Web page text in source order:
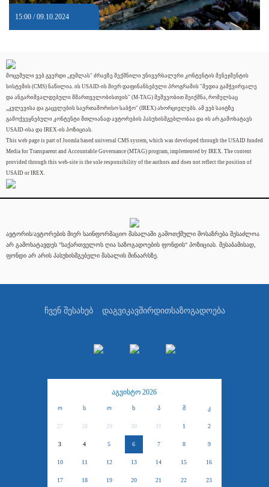
15:00 / 09.10.2024
მოცემული ვებ გვერდი „ჯუმლას" ძრავზე შექმნილი უნივერსალური კონტენტის მენეჯმენტის
სისტემის (CMS) ნაწილია. ის USAID-ის მიერ დაფინანსებული პროგრამის "მედია გამჭვირვალე
და ანგარიშვალდებული მმართველობისთვის" (M-TAG) მეშვეობით შეიქმნა, რომელსაც
„კვლევისა და გაცვლების საერთაშორისო საბჭო" (IREX) ახორციელებს. ამ ვებ საიტზე
გამოქვეყნებული კონტენტი მთლიანად ავტორების პასუხისმგებლობაა და ის არ გამოხატავს
USAID-ისა და IREX-ის პოზიციას.
This web page is part of Joomla based universal CMS system, which was developed through the USAID funded
Media for Transparent and Accountable Governance (MTAG) program, implemented by IREX. The content
provided through this web-site is the sole responsibility of the authors and does not reflect the position of
USAID or IREX.
ავტორის/ავტორების მიერ საინფორმაციო მასალაში გამოთქმული მოსაზრება შესაძლოა
არ გამოხატავდეს "საქართველოს ღია საზოგადოების ფონდის" პოზიციას. შესაბამისად,
ფონდი არ არის პასუხისმგებელი მასალის შინაარსზე.
ჩვენ შესახებ დაგვიკავშირდითსაზოგადოება
აგვისტო 2026
ო ს ო ხ პ შ კ
27 28 29 30 31 1 2
3 4 5 6 7 8 9
10 11 12 13 14 15 16
17 18 19 20 21 22 23